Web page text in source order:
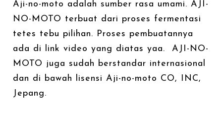
Aji-no-moto adalah sumber rasa umami. AJI-
NO-MOTO terbuat dari proses fermentasi
tetes tebu pilihan. Proses pembuatannya
ada di link video yang diatas yaa. AJI-NO-
MOTO juga sudah berstandar internasional
dan di bawah lisensi Aji-no-moto CO, INC,
Jepang.